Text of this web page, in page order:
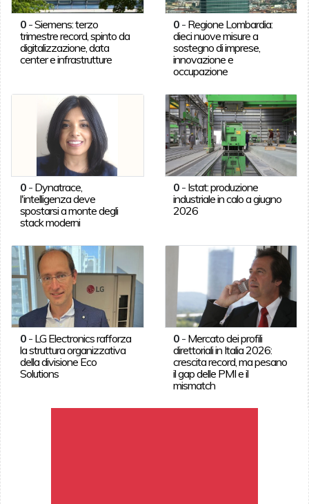
0-Siemens: terzo
trimestre record, spinto da
digitalizzazione, data
center e infrastrutture
0 - Regione Lombardia:
dieci nuove misure a
sostegno di imprese,
innovazione e
occupazione
0- Dynatrace,
l'intelligenza deve
spostarsi a monte degli
stack moderni
0 - Istat: produzione
industriale in calo a giugno
2026
0- LG Electronics rafforza
la struttura organizzativa
della divisione Eco
Solutions
0 - Mercato dei profili
direttoriali in Italia 2026:
crescita record, ma pesano
il gap delle PMI e il
mismatch